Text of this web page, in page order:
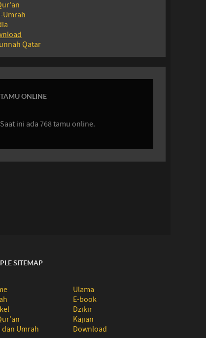
Umrah
Qatar
TAMU ONLINE
Saat ini ada 768 tamu online.
SITEMAP
dan Umrah
Ulama
E-book
Dzikir
Kajian
Download